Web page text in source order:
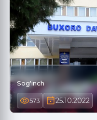
Sog'inch
573 25.10.2022